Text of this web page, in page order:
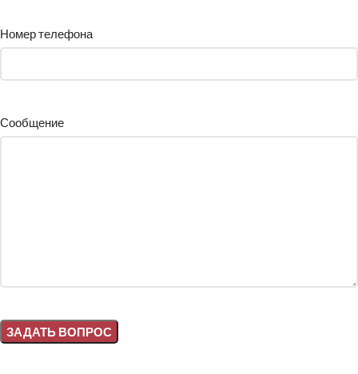
Номер телефона
Сообщение